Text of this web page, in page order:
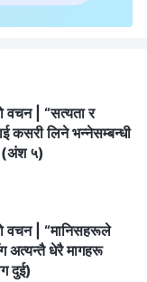
वचन | “सत्यता र
कसरी लिने भन्‍नेसम्बन्धी
५)
वचन | “मानिसहरूले
अत्यन्तै धेरै मागहरू
दुई)